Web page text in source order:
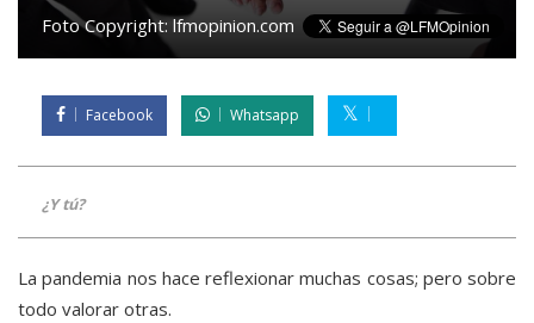
Foto Copyright: lfmopinion.com
Facebook Whatsapp
¿Y tú?
La pandemia nos hace reflexionar muchas cosas; pero sobre
todo valorar otras.